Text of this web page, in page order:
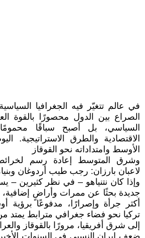
في عالم تتغيّر فيه الجغرافيا
الصراع بين الدول محصورًا بالقوة
السياسي، بل أصبح سباقًا
الاقتصادية والطرق الاستراتيجية.
الأوسط وامتداداته نحو القوقاز
وشرق المتوسط إعادة رسم لخرائط
لاعبان بارزان: رجب طيب أردوغان
وإذا كان نتنياهو – في نظر كثيرين –
جديدة بحثًا عن ممرات وأراضٍ إضافية،
أكثر جرأة وإصرارًا، مدفوعًا برؤية
تركيا نحو فضاء جغرافي مترابط يمتد
إلى شرق أفريقيا، مرورًا بالقوقاز